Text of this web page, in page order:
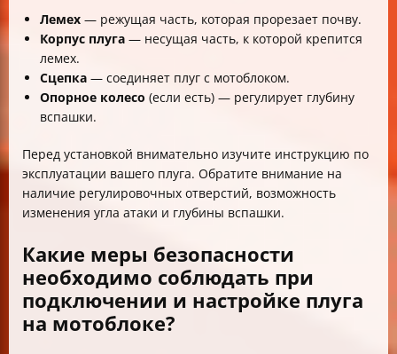
Лемех — режущая часть, которая прорезает почву.
Корпус плуга — несущая часть, к которой крепится
лемех.
Сцепка — соединяет плуг с мотоблоком.
Опорное колесо (если есть) — регулирует глубину
вспашки.
Перед установкой внимательно изучите инструкцию по
эксплуатации вашего плуга. Обратите внимание на
наличие регулировочных отверстий, возможность
изменения угла атаки и глубины вспашки.
Какие меры безопасности
необходимо соблюдать при
подключении и настройке плуга
на мотоблоке?